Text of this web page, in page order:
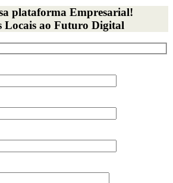
plataforma Empresarial!
Locais ao Futuro Digital